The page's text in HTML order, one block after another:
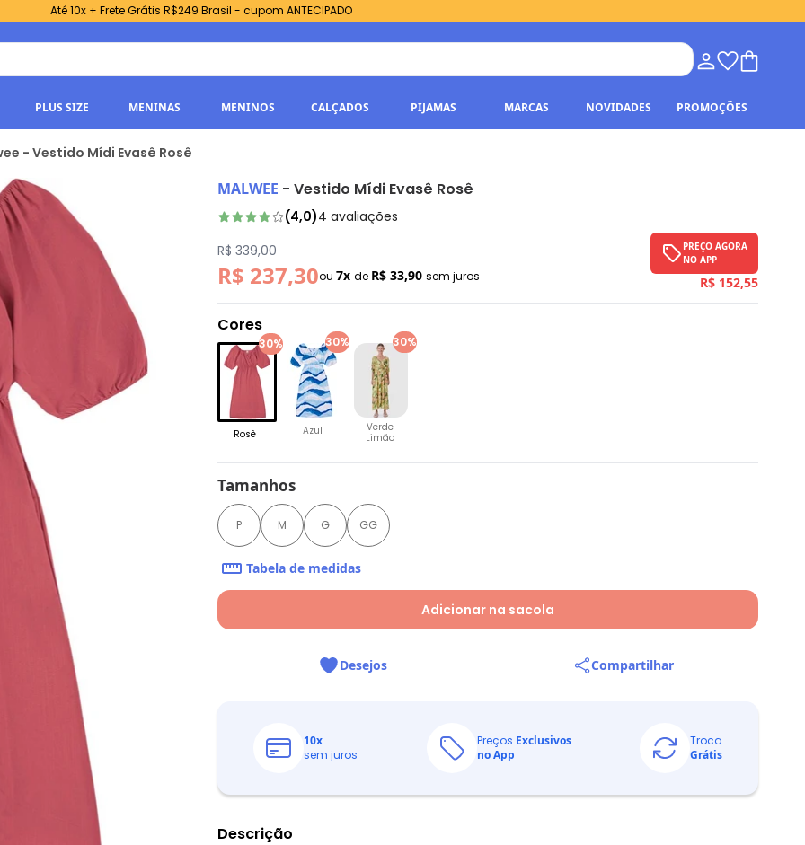
Até 10x + Frete Grátis R$249 Brasil - cupom ANTECIPADO
PLUS SIZE MENINAS MENINOS CALÇADOS PIJAMAS MARCAS NOVIDADES PROMOÇÕES
- Vestido Mídi Evasê Rosê
MALWEE - Vestido Mídi Evasê Rosê
(4,0)4 avaliações
R$ 339,00
R$ 237,30ou 7x de R$ 33,90 sem juros
PREÇO AGORA
NO APP
R$ 152,55
Cores
30%
Rosê
30%
Azul
30%
Verde
Limão
Tamanhos
P M G GG
Tabela de medidas
Adicionar na sacola
Desejos Compartilhar
10x
sem juros
Preços Exclusivos
no App
Troca
Grátis
Descrição